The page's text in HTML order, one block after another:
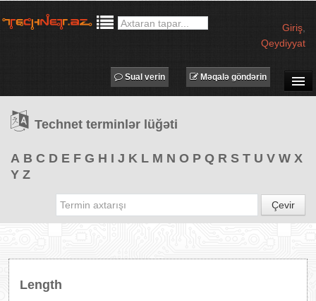
Giriş
Qeydiyyat
TƏDBİRLƏR
PROQRAMLAR
Məqalə göndərin
Sual verin
Technet terminlər lüğəti
A B C D E F G H I J K L M N O P Q R S T U V W X
Y Z
Çevir
Length